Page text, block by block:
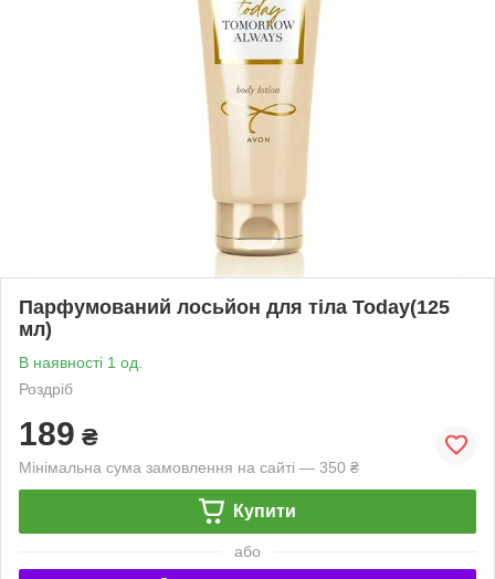
Парфумований лосьйон для тіла Today(125
мл)
В наявності 1 од.
Роздріб
189 ₴
Мінімальна сума замовлення на сайті — 350 ₴
Купити
або